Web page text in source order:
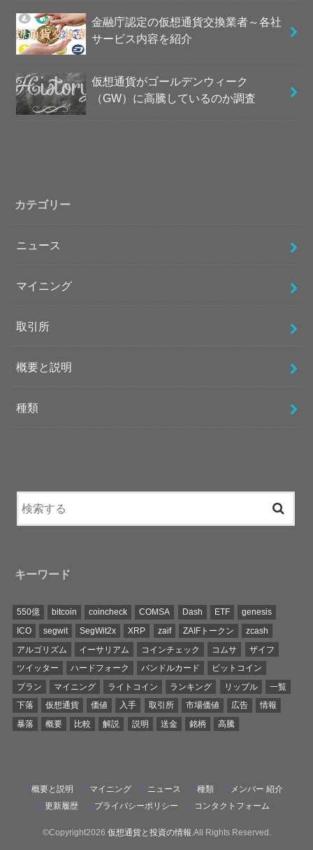
金融庁認定の仮想通貨交換業者～各社
サービス内容を紹介
仮想通貨がゴールデンウィーク
（GW）に高騰しているのか調査
カテゴリー
ニュース
マイニング
取引所
概要と説明
種類
キーワード
550億 bitcoin coincheck COMSA Dash ETF
genesis
ICO
segwit SegWit2x XRP zaif ZAIFトークン
zcash
アルゴリズム
イーサリアム コインチェック コムサ
ザイフ
ツイッター
ハードフォーク バンドルカード
ビットコイン
プラン
マイニング ライトコイン ランキング リップル
一覧
下落
仮想通貨 価値 入手 取引所 市場価値 広告
情報
暴落
概要 比較 解説 説明 送金 銘柄 高騰
概要と説明 マイニング ニュース 種類
メンバー 紹介
更新履歴
プライバシーポリシー コンタクトフォーム
©Copyright2026 仮想通貨と投資の情報 .All Rights Reserved.